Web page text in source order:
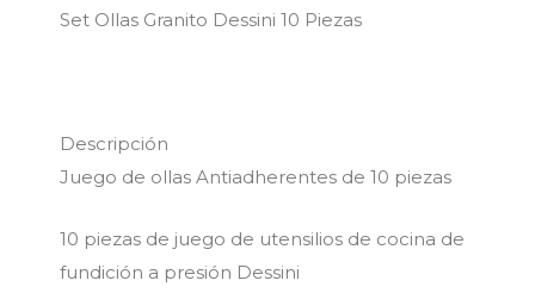
Set Ollas Granito Dessini 10 Piezas
Descripción
Juego de ollas Antiadherentes de 10 piezas
10 piezas de juego de utensilios de cocina de
fundición a presión Dessini